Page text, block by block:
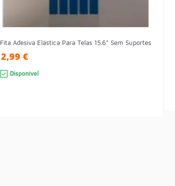
Fita Adesiva Elástica Para Telas 15.6" Sem Suportes
2,99 €
Disponível